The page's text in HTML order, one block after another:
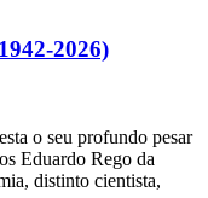
2026)
o seu profundo pesar
Eduardo Rego da
distinto cientista,